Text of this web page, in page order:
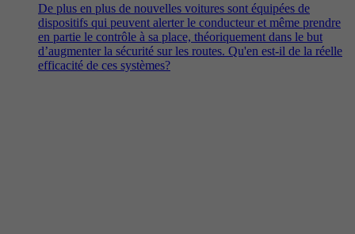
De plus en plus de nouvelles voitures sont équipées de
dispositifs qui peuvent alerter le conducteur et même prendre
en partie le contrôle à sa place, théoriquement dans le but
d’augmenter la sécurité sur les routes. Qu'en est-il de la réelle
efficacité de ces systèmes?